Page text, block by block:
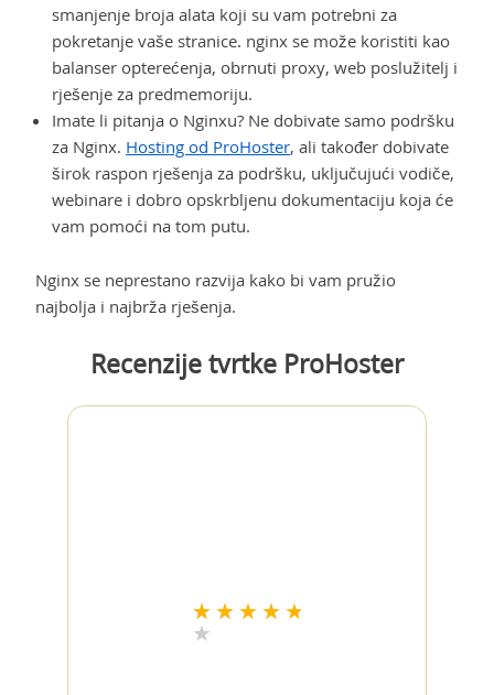
smanjenje broja alata koji su vam potrebni za
pokretanje vaše stranice. nginx se može koristiti kao
balanser opterećenja, obrnuti proxy, web poslužitelj i
rješenje za predmemoriju.
Imate li pitanja o Nginxu? Ne dobivate samo podršku
za Nginx. Hosting od ProHoster, ali također dobivate
širok raspon rješenja za podršku, uključujući vodiče,
webinare i dobro opskrbljenu dokumentaciju koja će
vam pomoći na tom putu.
Nginx se neprestano razvija kako bi vam pružio
najbolja i najbrža rješenja.
Recenzije tvrtke ProHoster